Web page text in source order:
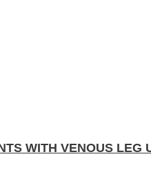
WITH VENOUS LEG